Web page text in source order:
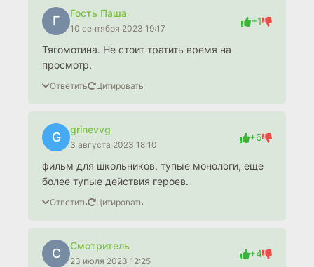
Г
Гость Паша
10 сентября 2023 19:17
+1
Тягомотина. Не стоит тратить время на
просмотр.
Ответить Цитировать
G
grinevvg
3 августа 2023 18:10
+6
фильм для школьников, тупые монологи, еще
более тупые действия героев.
Ответить Цитировать
С
Смотритель
23 июля 2023 12:25
+4